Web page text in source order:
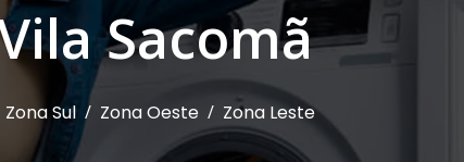
Sacomã
Zona Sul / Zona Oeste / Zona Leste